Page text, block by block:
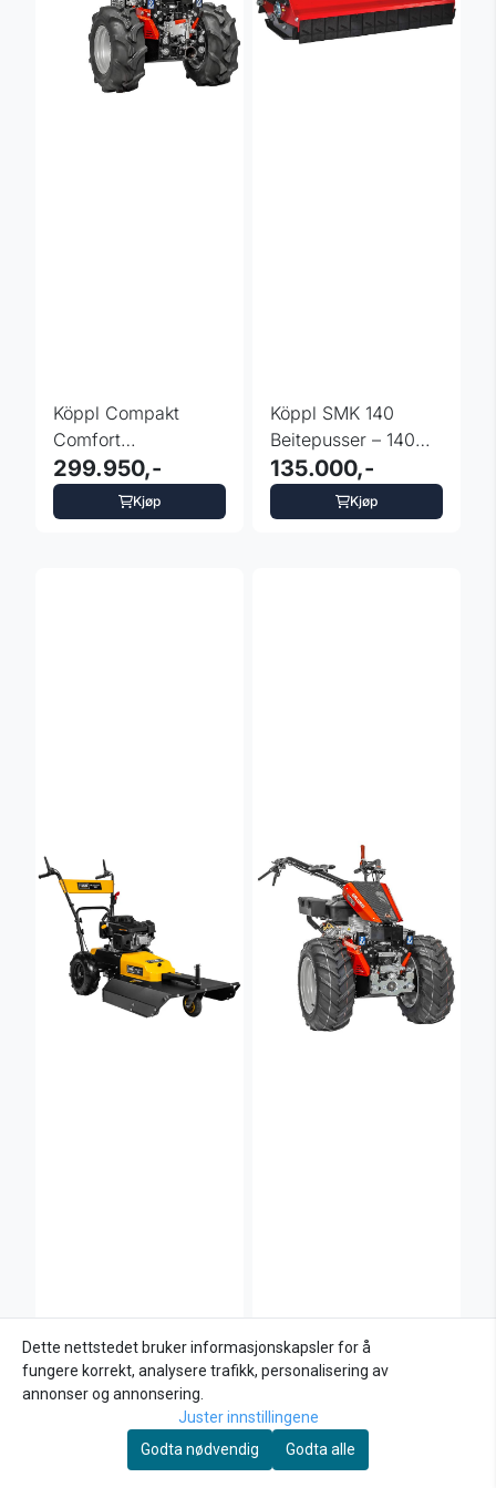
Köppl Compakt
Comfort
Hydrostatisk
Tohjulstraktor
299.950,-
Kjøp
Köppl SMK 140
Beitepusser – 140
cm
135.000,-
Kjøp
Texas Beitepusser
Multi Cut 580TG –
58 cm, 224 cc ...
11.490,-
Köppl Luchs
Hydrostatisk
337.500,-
Kjøp
Dette nettstedet bruker informasjonskapsler for å
fungere korrekt, analysere trafikk, personalisering av
annonser og annonsering.
Juster innstillingene
Godta nødvendig
Godta alle